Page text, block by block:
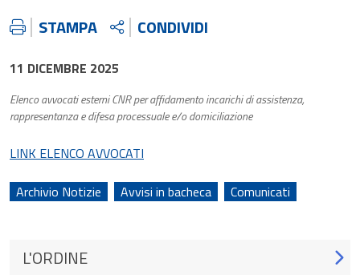
STAMPA CONDIVIDI
11 DICEMBRE 2025
Elenco avvocati esterni CNR per affidamento incarichi di assistenza,
rappresentanza e difesa processuale e/o domiciliazione
LINK ELENCO AVVOCATI
Archivio Notizie
Avvisi in bacheca Comunicati
L'ORDINE